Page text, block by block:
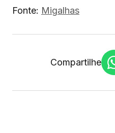
Fonte: Migalhas
Compartilhe